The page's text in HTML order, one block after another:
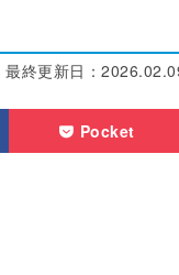
最終更新日：
Pocket